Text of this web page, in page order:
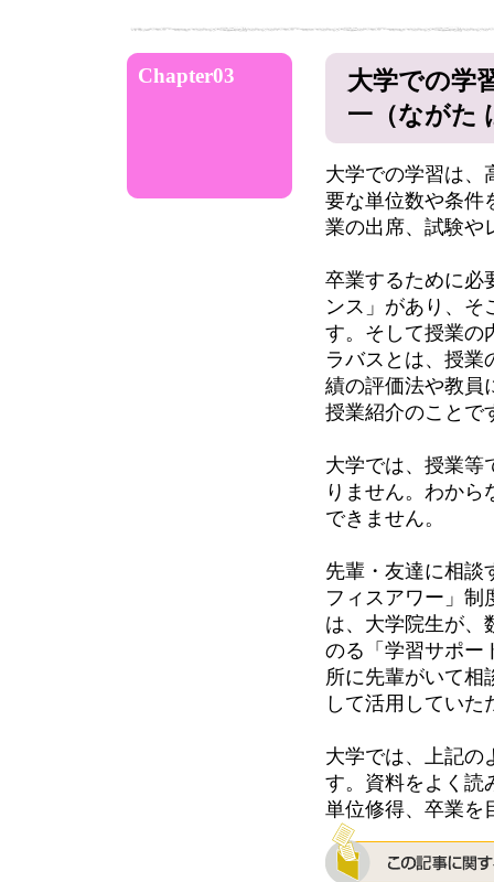
Chapter03
大学での学
一（ながた
大学での学習は、
要な単位数や条件
業の出席、試験や
卒業するために必
ンス」があり、そ
す。そして授業の
ラバスとは、授業
績の評価法や教員
授業紹介のこと
大学では、授業等
りません。わか
できません。
先輩・友達に相談
フィスアワー」制
は、大学院生が、
のる「学習サポー
所に先輩がいて相
して活用していた
大学では、上記の
す。資料をよく読
単位修得、卒